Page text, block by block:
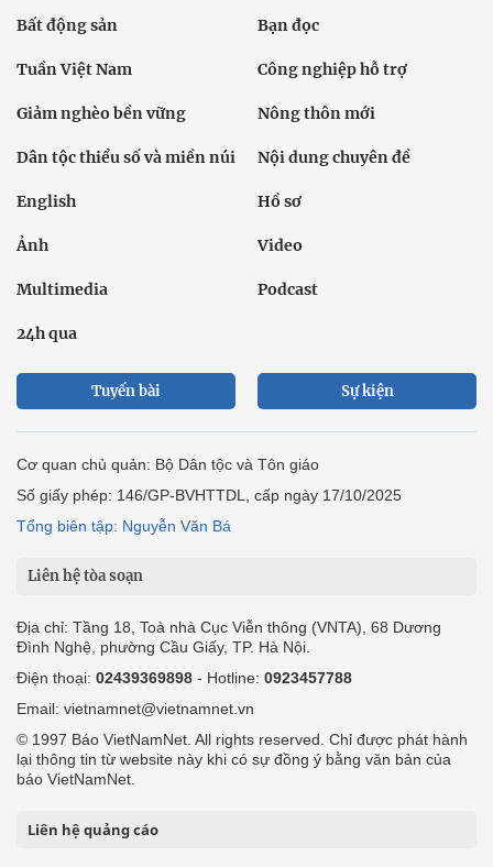
Bất động sản Bạn đọc
Tuần Việt Nam Công nghiệp hỗ trợ
Giảm nghèo bền vững Nông thôn mới
Dân tộc thiểu số và miền núi Nội dung chuyên đề
English Hồ sơ
Ảnh Video
Multimedia Podcast
24h qua
Tuyến bài Sự kiện
Cơ quan chủ quản: Bộ Dân tộc và Tôn giáo
Số giấy phép: 146/GP-BVHTTDL, cấp ngày 17/10/2025
Tổng biên tập: Nguyễn Văn Bá
Liên hệ tòa soạn
Địa chỉ: Tầng 18, Toà nhà Cục Viễn thông (VNTA), 68 Dương
Đình Nghệ, phường Cầu Giấy, TP. Hà Nội.
Điện thoại: 02439369898 - Hotline: 0923457788
Email: vietnamnet@vietnamnet.vn
© 1997 Báo VietNamNet. All rights reserved. Chỉ được phát hành
lại thông tin từ website này khi có sự đồng ý bằng văn bản của
báo VietNamNet.
Liên hệ quảng cáo